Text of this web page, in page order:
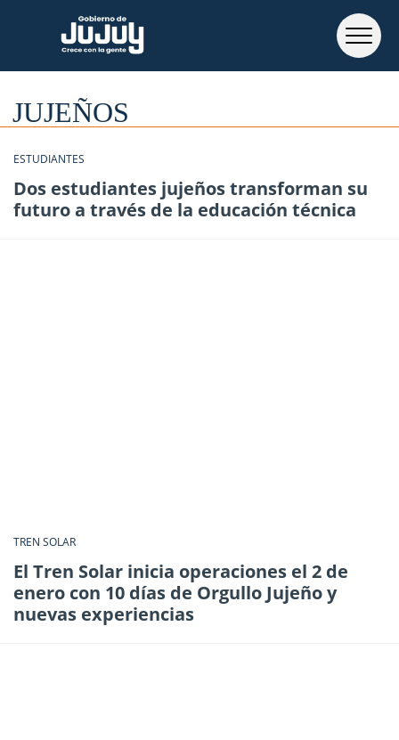
JUJEÑOS
ESTUDIANTES
Dos estudiantes jujeños transforman su
futuro a través de la educación técnica
TREN SOLAR
El Tren Solar inicia operaciones el 2 de
enero con 10 días de Orgullo Jujeño y
nuevas experiencias